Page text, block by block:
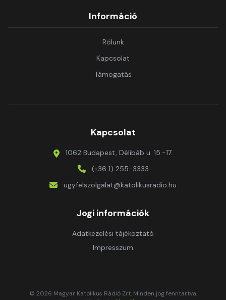
Információ
Rólunk
Kapcsolat
Támogatás
Kapcsolat
1062 Budapest, Délibáb u. 15.-17.
(+36 1) 255-3333
ugyfelszolgalat@katolikusradio.hu
Jogi információk
Adatkezelési tájékoztató
Impresszum
© 2026 Magyar Katolikus Rádió Zrt. Minden jog fenntartva.